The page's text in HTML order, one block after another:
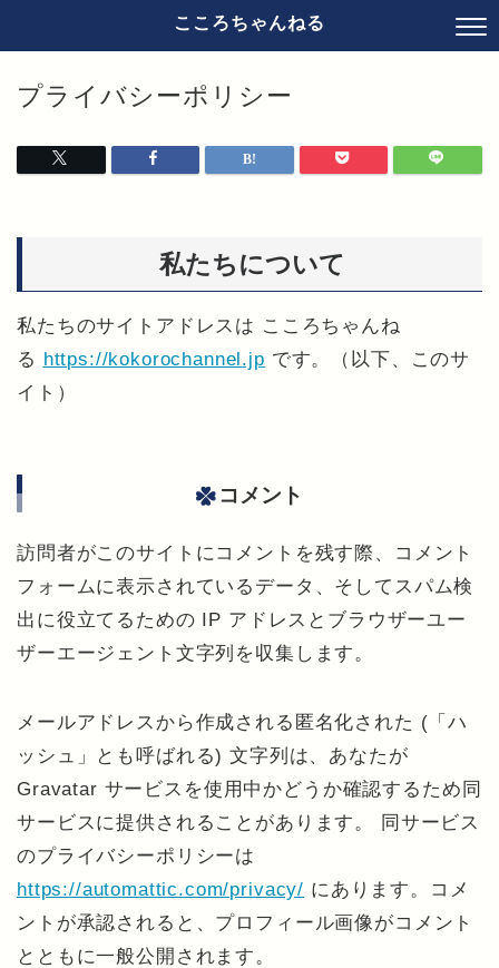
こころちゃんねる
プライバシーポリシー
私たちについて
私たちのサイトアドレスは こころちゃんね
る https://kokorochannel.jp です。（以下、このサ
イト）
コメント
訪問者がこのサイトにコメントを残す際、コメント
フォームに表示されているデータ、そしてスパム検
出に役立てるための IP アドレスとブラウザーユー
ザーエージェント文字列を収集します。
メールアドレスから作成される匿名化された (「ハ
ッシュ」とも呼ばれる) 文字列は、あなたが
Gravatar サービスを使用中かどうか確認するため同
サービスに提供されることがあります。 同サービス
のプライバシーポリシーは
https://automattic.com/privacy/ にあります。コメ
ントが承認されると、プロフィール画像がコメント
とともに一般公開されます。